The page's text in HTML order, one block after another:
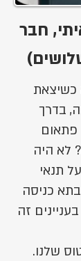
חבר
כשיצאת
בדרך
פתאום
אתה לוקח את ה-laptop? לא היה
תנאי
כניסה
זה
שלנו.